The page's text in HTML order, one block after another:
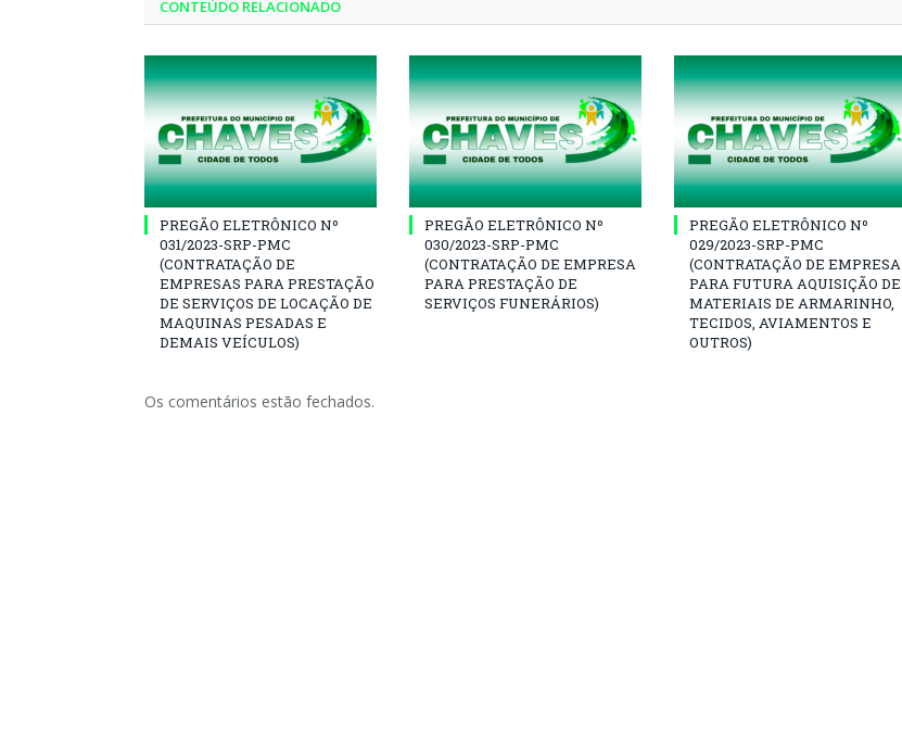
CONTEÚDO RELACIONADO
PREGÃO ELETRÔNICO Nº
031/2023-SRP-PMC
(CONTRATAÇÃO DE
EMPRESAS PARA PRESTAÇÃO
DE SERVIÇOS DE LOCAÇÃO DE
MAQUINAS PESADAS E
DEMAIS VEÍCULOS)
PREGÃO ELETRÔNICO Nº
030/2023-SRP-PMC
(CONTRATAÇÃO DE EMPRESA
PARA PRESTAÇÃO DE
SERVIÇOS FUNERÁRIOS)
PREGÃO ELETRÔNICO Nº
029/2023-SRP-PMC
(CONTRATAÇÃO DE EMPRESA
PARA FUTURA AQUISIÇÃO DE
MATERIAIS DE ARMARINHO,
TECIDOS, AVIAMENTOS E
OUTROS)
Os comentários estão fechados.